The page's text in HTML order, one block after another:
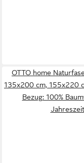
OTTO home
135x200 cm, 155x220
Bezug: 100%